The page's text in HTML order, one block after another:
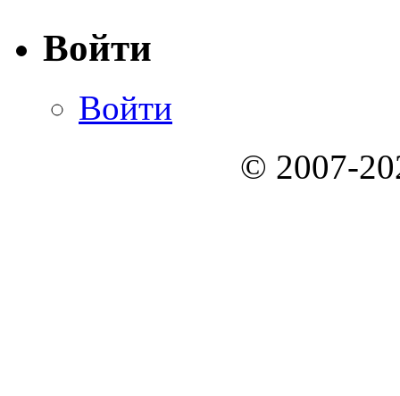
Войти
Войти
© 2007-